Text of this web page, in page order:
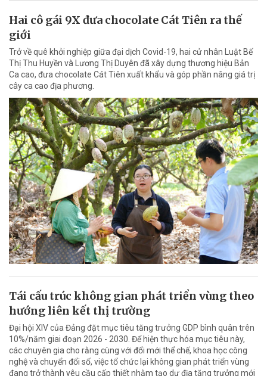
Hai cô gái 9X đưa chocolate Cát Tiên ra thế
giới
Trở về quê khởi nghiệp giữa đại dịch Covid-19, hai cử nhân Luật Bế
Thị Thu Huyền và Lương Thị Duyên đã xây dựng thương hiệu Bản
Ca cao, đưa chocolate Cát Tiên xuất khẩu và góp phần nâng giá trị
cây ca cao địa phương.
Tái cấu trúc không gian phát triển vùng theo
hướng liên kết thị trường
Đại hội XIV của Đảng đặt mục tiêu tăng trưởng GDP bình quân trên
10%/năm giai đoạn 2026 - 2030. Để hiện thực hóa mục tiêu này,
các chuyên gia cho rằng cùng với đổi mới thể chế, khoa học công
nghệ và chuyển đổi số, việc tổ chức lại không gian phát triển vùng
đang trở thành yêu cầu cấp thiết nhằm tạo dư địa tăng trưởng mới